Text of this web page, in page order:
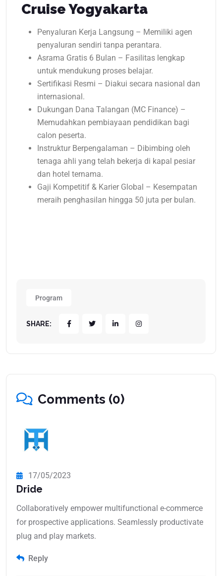
Cruise Yogyakarta
Penyaluran Kerja Langsung – Memiliki agen
penyaluran sendiri tanpa perantara.
Asrama Gratis 6 Bulan – Fasilitas lengkap
untuk mendukung proses belajar.
Sertifikasi Resmi – Diakui secara nasional dan
internasional.
Dukungan Dana Talangan (MC Finance) –
Memudahkan pembiayaan pendidikan bagi
calon peserta.
Instruktur Berpengalaman – Dibimbing oleh
tenaga ahli yang telah bekerja di kapal pesiar
dan hotel ternama.
Gaji Kompetitif & Karier Global – Kesempatan
meraih penghasilan hingga 50 juta per bulan.
Program
SHARE:
Comments (0)
17/05/2023
Dride
Collaboratively empower multifunctional e-commerce
for prospective applications. Seamlessly productivate
plug and play markets.
Reply